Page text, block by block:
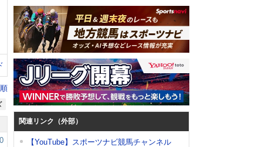
関連リンク（外部）
【YouTube】スポーツナビ競馬チャンネル